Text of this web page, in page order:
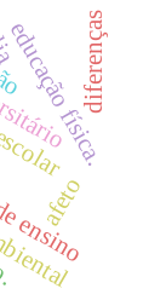
e
d
u
c
a
ç
ã
o
f
í
s
i
c
a
.
diferenças
afeto